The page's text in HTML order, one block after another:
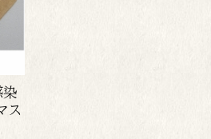
ス